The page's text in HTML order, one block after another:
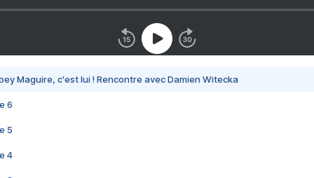
Maguire, c'est lui ! Rencontre avec Damien Witecka
6
5
4